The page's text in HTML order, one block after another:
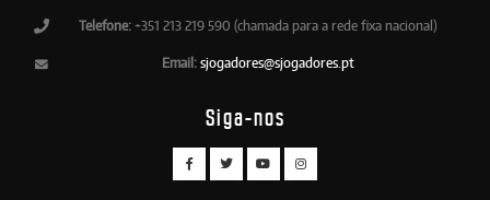
Telefone: +351 213 219 590 (chamada para a rede fixa nacional)
Email: sjogadores@sjogadores.pt
Siga-nos